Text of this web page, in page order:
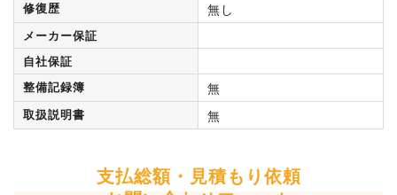
修復歴 無し
メーカー保証
自社保証
整備記録簿
無
取扱説明書 無
支払総額・見積もり依頼